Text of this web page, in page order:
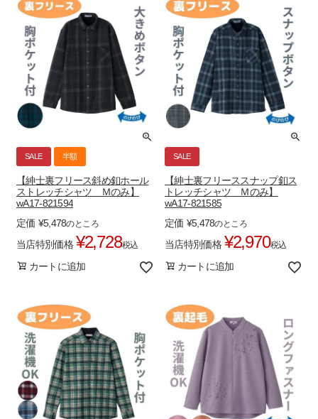
SALE 半額
【紳士裏フリース斜め釦ホール
ストレッチシャツ Ｍのみ】
wA17-821594
定価 ¥5,478のところ
当店特別価格 ¥2,728税込
カートに追加
SALE
【紳士裏フリーススナップ釦ス
トレッチシャツ Ｍのみ】
wA17-821585
定価 ¥5,478のところ
当店特別価格 ¥2,970税込
カートに追加